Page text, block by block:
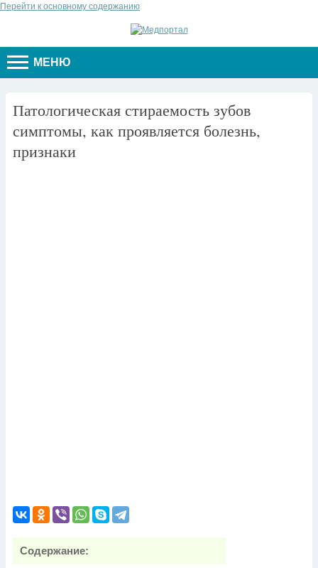
Перейти к основному содержанию
МЕНЮ
Патологическая стираемость зубов
симптомы, как проявляется болезнь,
признаки
Содержание: